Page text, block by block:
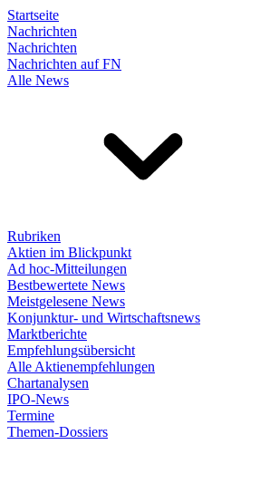
Startseite
Nachrichten
Nachrichten
Nachrichten auf FN
Alle News
Rubriken
Aktien im Blickpunkt
Ad hoc-Mitteilungen
Bestbewertete News
Meistgelesene News
Konjunktur- und Wirtschaftsnews
Marktberichte
Empfehlungsübersicht
Alle Aktienempfehlungen
Chartanalysen
IPO-News
Termine
Themen-Dossiers